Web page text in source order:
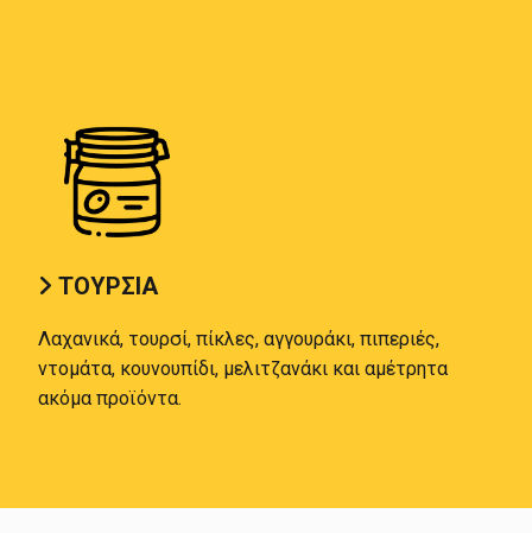
 ΤΟΥΡΣΙΑ
Λαχανικά, τουρσί, πίκλες, αγγουράκι, πιπεριές,
ντομάτα, κουνουπίδι, μελιτζανάκι και αμέτρητα
ακόμα προϊόντα.